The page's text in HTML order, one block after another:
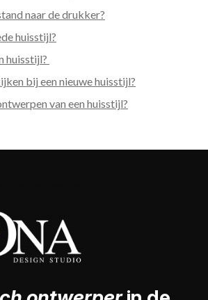
naar de drukker?
huisstijl?
huisstijl?
bij een nieuwe huisstijl?
van een huisstijl?